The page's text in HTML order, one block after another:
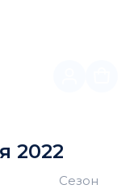
2022
Сезон